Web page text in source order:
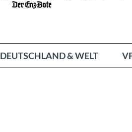
DEUTSCHLAND & WELT